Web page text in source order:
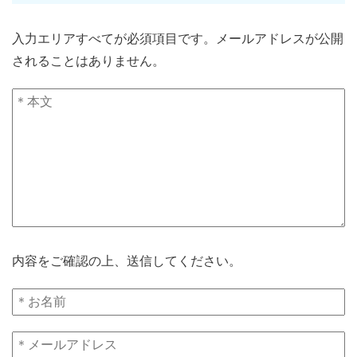
入力エリアすべてが必須項目です。メールアドレスが公開
されることはありません。
内容をご確認の上、送信してください。